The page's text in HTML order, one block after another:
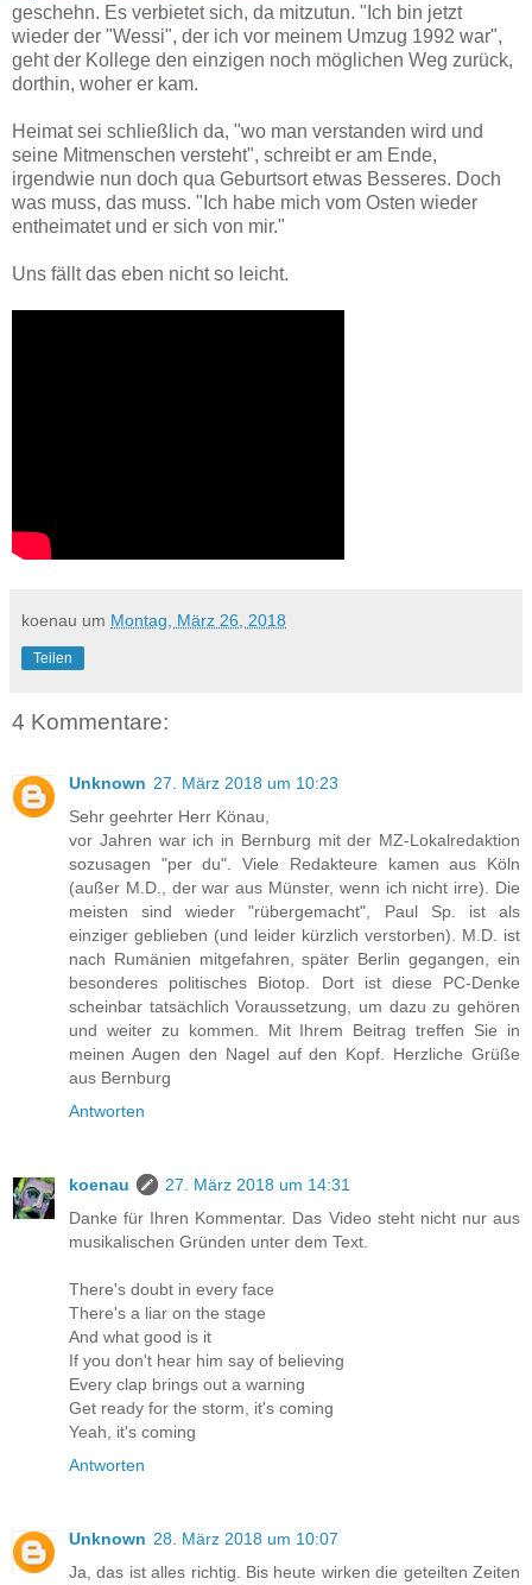
geschehn. Es verbietet sich, da mitzutun. "Ich bin jetzt
wieder der "Wessi", der ich vor meinem Umzug 1992 war",
geht der Kollege den einzigen noch möglichen Weg zurück,
dorthin, woher er kam.
Heimat sei schließlich da, "wo man verstanden wird und
seine Mitmenschen versteht", schreibt er am Ende,
irgendwie nun doch qua Geburtsort etwas Besseres. Doch
was muss, das muss. "Ich habe mich vom Osten wieder
entheimatet und er sich von mir."
Uns fällt das eben nicht so leicht.
koenau um Montag, März 26, 2018
Teilen
4 Kommentare:
Unknown 27. März 2018 um 10:23
Sehr geehrter Herr Könau,
vor Jahren war ich in Bernburg mit der MZ-Lokalredaktion
sozusagen "per du". Viele Redakteure kamen aus Köln
(außer M.D., der war aus Münster, wenn ich nicht irre). Die
meisten sind wieder "rübergemacht", Paul Sp. ist als
einziger geblieben (und leider kürzlich verstorben). M.D. ist
nach Rumänien mitgefahren, später Berlin gegangen, ein
besonderes politisches Biotop. Dort ist diese PC-Denke
scheinbar tatsächlich Voraussetzung, um dazu zu gehören
und weiter zu kommen. Mit Ihrem Beitrag treffen Sie in
meinen Augen den Nagel auf den Kopf. Herzliche Grüße
aus Bernburg
Antworten
koenau
27. März 2018 um 14:31
Danke für Ihren Kommentar. Das Video steht nicht nur aus
musikalischen Gründen unter dem Text.
There's doubt in every face
There's a liar on the stage
And what good is it
If you don't hear him say of believing
Every clap brings out a warning
Get ready for the storm, it's coming
Yeah, it's coming
Antworten
Unknown 28. März 2018 um 10:07
Ja, das ist alles richtig. Bis heute wirken die geteilten Zeiten